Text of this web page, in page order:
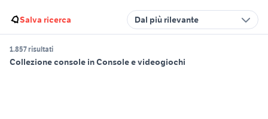
Salva ricerca Dal più rilevante
1.857 risultati
Collezione console in Console e videogiochi